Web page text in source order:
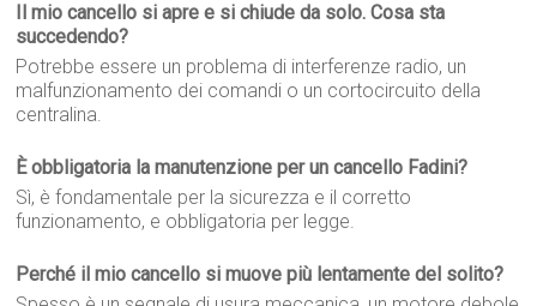
Il mio cancello si apre e si chiude da solo. Cosa sta
succedendo?
Potrebbe essere un problema di interferenze radio, un
malfunzionamento dei comandi o un cortocircuito della
centralina.
È obbligatoria la manutenzione per un cancello Fadini?
Sì, è fondamentale per la sicurezza e il corretto
funzionamento, e obbligatoria per legge.
Perché il mio cancello si muove più lentamente del solito?